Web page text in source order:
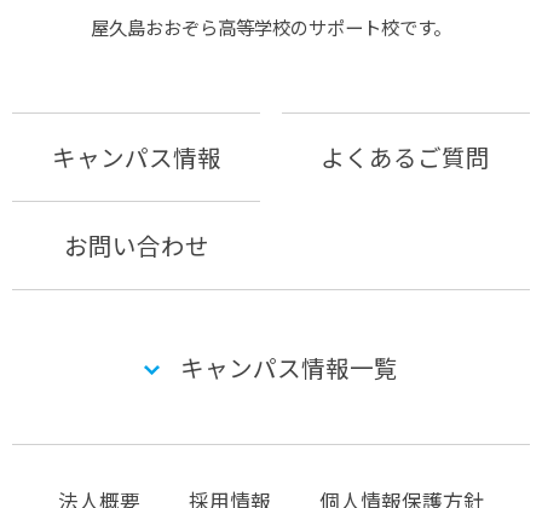
屋久島おおぞら⾼等学校のサポート校です。
キャンパス情報 よくあるご質問
お問い合わせ
キャンパス情報一覧
法人概要 採用情報 個人情報保護方針